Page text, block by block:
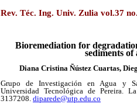
Rev. Téc. Ing. Univ. Zulia vol.37
Bioremediation for
sediments of
Diana Cristina Ñústez Cuartas,
Grupo de Investigación en Agua y
Universidad Tecnológica de Pereira.
3137208. diparede@utp.edu.co